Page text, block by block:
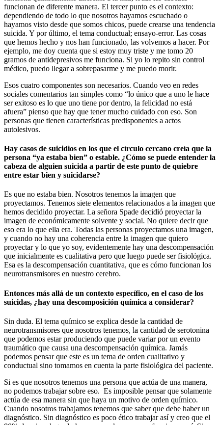
funcionan de diferente manera. El tercer punto es el contexto:
dependiendo de todo lo que nosotros hayamos escuchado o
hayamos visto desde que somos chicos, puede crearse una tendencia
suicida. Y por último, el tema conductual; ensayo-error. Las cosas
que hemos hecho y nos han funcionado, las volvemos a hacer. Por
ejemplo, me doy cuenta que si estoy muy triste y me tomo 20
gramos de antidepresivos me funciona. Si yo lo repito sin control
médico, puedo llegar a sobrepasarme y me puedo morir.
Esos cuatro componentes son necesarios. Cuando veo en redes
sociales comentarios tan simples como “lo único que a uno le hace
ser exitoso es lo que uno tiene por dentro, la felicidad no está
afuera” pienso que hay que tener mucho cuidado con eso. Son
personas que tienen características predisponentes a actos
autolesivos.
Hay casos de suicidios en los que el círculo cercano creía que la
persona “ya estaba bien” o estable. ¿Cómo se puede entender la
cabeza de alguien suicida a partir de este punto de quiebre
entre estar bien y suicidarse?
Es que no estaba bien. Nosotros tenemos la imagen que
proyectamos. Tenemos siete elementos relacionados a la imagen que
hemos decidido proyectar. La señora Spade decidió proyectar la
imagen de económicamente solvente y social. No quiere decir que
eso era lo que ella era. Todas las personas proyectamos una imagen,
y cuando no hay una coherencia entre la imagen que quiero
proyectar y lo que yo soy, evidentemente hay una descompensación
que inicialmente es cualitativa pero que luego puede ser fisiológica.
Esa es la descompensación cuantitativa, que es cómo funcionan los
neurotransmisores en nuestro cerebro.
Entonces más allá de un contexto específico, en el caso de los
suicidas, ¿hay una descomposición química a considerar?
Sin duda. El tema químico se explica desde la cantidad de
neurotransmisores que nosotros tenemos, la cantidad de serotonina
que podemos estar produciendo que puede variar por un evento
traumático que causa una descompensación química. Jamás
podemos pensar que este es un tema de orden cualitativo y
conductual sino tomamos en cuenta la parte fisiológica del paciente.
Si es que nosotros tenemos una persona que actúa de una manera,
no podemos trabajar sobre eso. Es imposible pensar que solamente
actúa de esa manera sin que haya un motivo de orden químico.
Cuando nosotros trabajamos tenemos que saber que debe haber un
diagnóstico. Sin diagnóstico es poco ético trabajar así y creo que el